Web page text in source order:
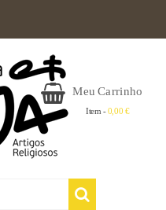
Meu Carrinho
Item - 0,00 €